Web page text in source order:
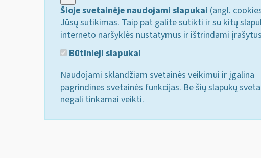
Šioje svetainėje naudojami slapukai (angl.
Jūsų sutikimas. Taip pat galite sutikti ir su kitų
interneto naršyklės nustatymus ir ištrindami
Būtinieji slapukai
Naudojami sklandžiam svetainės veikimui ir įgalina
pagrindines svetainės funkcijas. Be šių slapukų
negali tinkamai veikti.